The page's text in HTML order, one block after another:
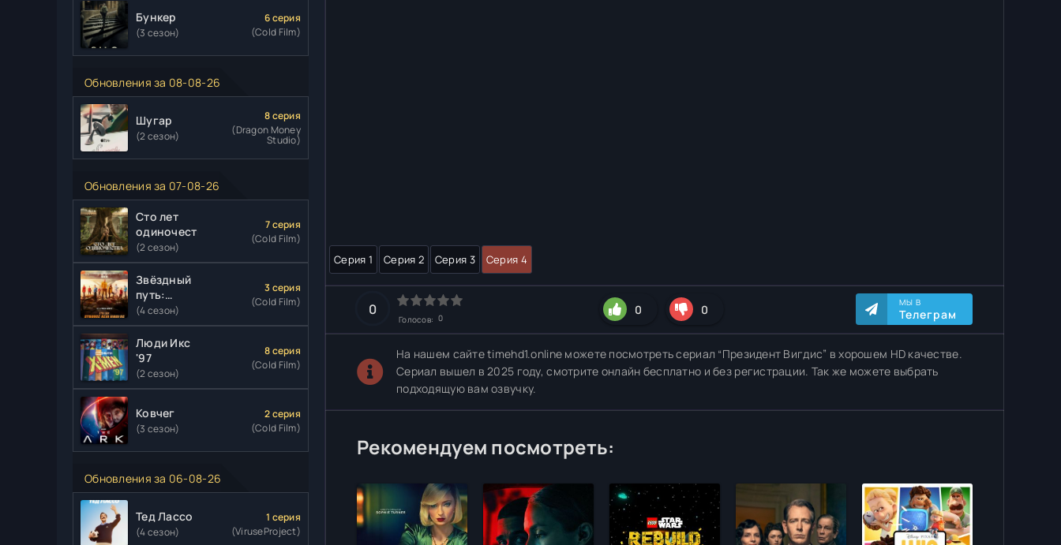
Бункер
(3 сезон)
6 серия
(Cold Film)
Обновления за 08-08-26
Шугар
(2 сезон)
8 серия
(Dragon Money
Studio)
Обновления за 07-08-26
Сто лет
одиночества
(2 сезон)
7 серия
(Cold Film)
Звёздный
путь:
Странные
новые
миры
(4 сезон)
3 серия
(Cold Film)
Люди Икс
'97
(2 сезон)
8 серия
(Cold Film)
Ковчег
(3 сезон)
2 серия
(Cold Film)
Обновления за 06-08-26
Тед Лассо
(4 сезон)
1 серия
(ViruseProject)
Серия 1 Серия 2 Серия 3 Серия 4
0
Голосов: 0
0 0 МЫ В
Телеграм
На нашем сайте timehd1.online можете посмотреть сериал “Президент Вигдис” в хорошем HD качестве.
Сериал вышел в 2025 году, смотрите онлайн бесплатно и без регистрации. Так же можете выбрать
подходящую вам озвучку.
Рекомендуем посмотреть: